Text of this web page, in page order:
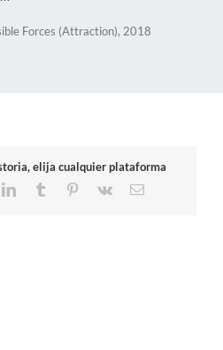
Forces (Attraction), 2018
elija cualquier plataforma
LinkedInTumblr Pinterest
Vk
Correo